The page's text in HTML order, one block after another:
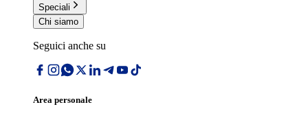
Speciali
Chi siamo
Seguici anche su
Area personale